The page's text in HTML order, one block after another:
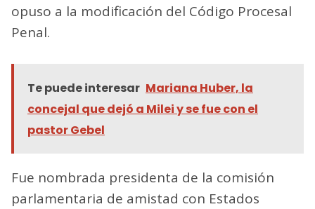
opuso a la modificación del Código Procesal
Penal.
Te puede interesar Mariana Huber, la
concejal que dejó a Milei y se fue con el
pastor Gebel
Fue nombrada presidenta de la comisión
parlamentaria de amistad con Estados